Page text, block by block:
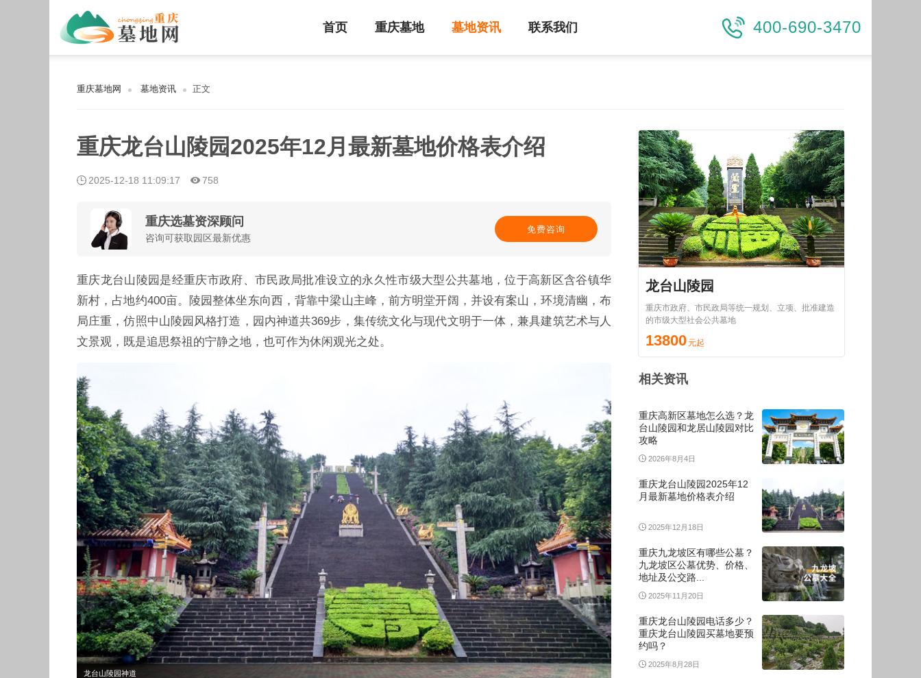
首页 重庆墓地 墓地资讯 联系我们 400-690-3470
重庆墓地网 墓地资讯 正文
重庆龙台山陵园2025年12月最新墓地价格表介绍
2025-12-18 11:09:17 758
重庆选墓资深顾问
咨询可获取园区最新优惠
免费咨询
重庆龙台山陵园是经重庆市政府、市民政局批准设立的永久性市级大型公共墓地，位于高新区含谷镇华
新村，占地约400亩。陵园整体坐东向西，背靠中梁山主峰，前方明堂开阔，并设有案山，环境清幽，布
局庄重，仿照中山陵园风格打造，园内神道共369步，集传统文化与现代文明于一体，兼具建筑艺术与人
文景观，既是追思祭祖的宁静之地，也可作为休闲观光之处。
龙台山陵园神道
龙台山陵园
重庆市政府、市民政局等统一规划、立项、批准建造
的市级大型社会公共墓地
13800
相关资讯
重庆高新区墓地怎么选？龙
台山陵园和龙居山陵园对比
攻略
2026年8月4日
重庆龙台山陵园2025年12
月最新墓地价格表介绍
2025年12月18日
重庆九龙坡区有哪些公墓？
九龙坡区公墓优势、价格、
地址及公交路...
2025年11月20日
重庆龙台山陵园电话多少？
重庆龙台山陵园买墓地要预
约吗？
2025年8月28日